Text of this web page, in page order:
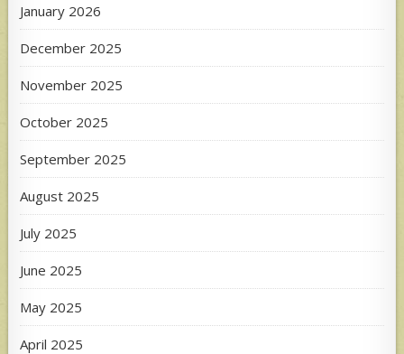
January 2026
December 2025
November 2025
October 2025
September 2025
August 2025
July 2025
June 2025
May 2025
April 2025